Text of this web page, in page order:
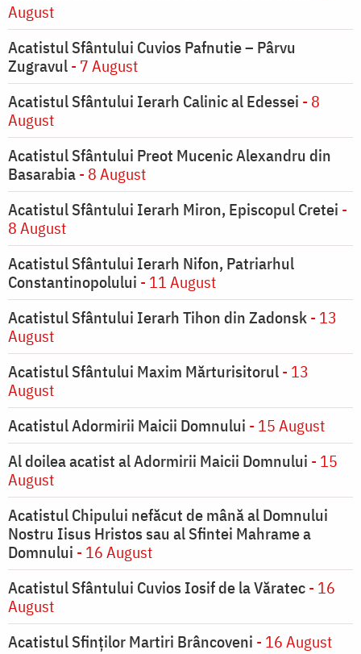
August
Acatistul Sfântului Cuvios Pafnutie – Pârvu
Zugravul- 7 August
Acatistul Sfântului Ierarh Calinic al Edessei - 8
August
Acatistul Sfântului Preot Mucenic Alexandru din
Basarabia- 8 August
Acatistul Sfântului Ierarh Miron, Episcopul Cretei -
8 August
Acatistul Sfântului Ierarh Nifon, Patriarhul
Constantinopolului - 11 August
Acatistul Sfântului Ierarh Tihon din Zadonsk- 13
August
Acatistul Sfântului Maxim Mărturisitorul- 13
August
Acatistul Adormirii Maicii Domnului - 15 August
Al doilea acatist al Adormirii Maicii Domnului - 15
August
Acatistul Chipului nefăcut de mână al Domnului
Nostru Iisus Hristos sau al Sfintei Mahrame a
Domnului - 16 August
Acatistul Sfântului Cuvios Iosif de la Văratec- 16
August
Acatistul Sfinților Martiri Brâncoveni - 16 August